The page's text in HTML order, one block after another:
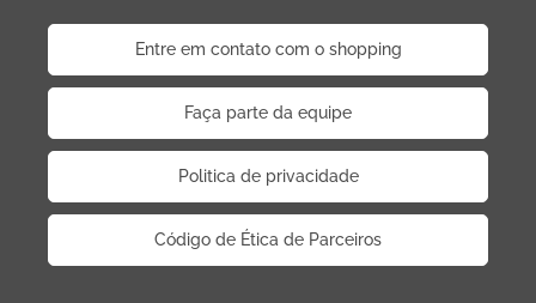
Entre em contato com o shopping
Faça parte da equipe
Politica de privacidade
Código de Ética de Parceiros